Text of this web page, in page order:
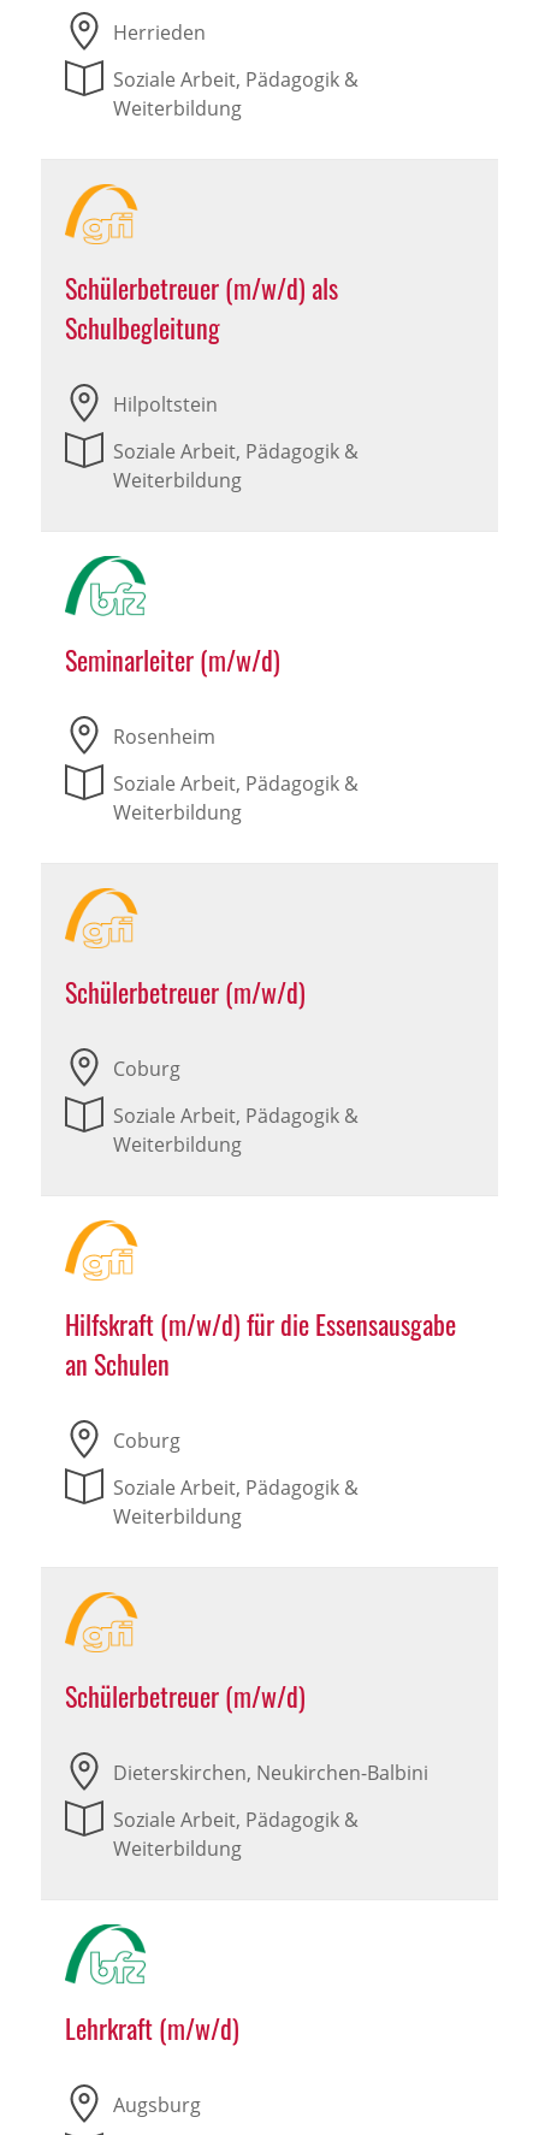
Herrieden
Soziale Arbeit, Pädagogik &
Weiterbildung
Schülerbetreuer (m/w/d) als
Schulbegleitung
Hilpoltstein
Soziale Arbeit, Pädagogik &
Weiterbildung
Seminarleiter (m/w/d)
Rosenheim
Soziale Arbeit, Pädagogik &
Weiterbildung
Schülerbetreuer (m/w/d)
Coburg
Soziale Arbeit, Pädagogik &
Weiterbildung
Hilfskraft (m/w/d) für die Essensausgabe
an Schulen
Coburg
Soziale Arbeit, Pädagogik &
Weiterbildung
Schülerbetreuer (m/w/d)
Dieterskirchen, Neukirchen-Balbini
Soziale Arbeit, Pädagogik &
Weiterbildung
Lehrkraft (m/w/d)
Augsburg